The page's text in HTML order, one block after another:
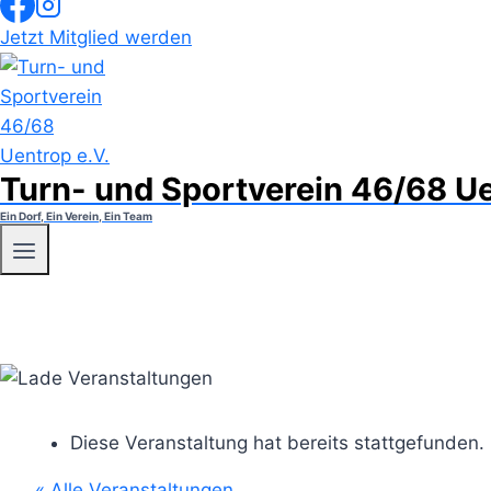
Jetzt Mitglied werden
Turn- und Sportverein 46/68
Ein Dorf, Ein Verein, Ein Team
Diese Veranstaltung hat bereits stattgefunden.